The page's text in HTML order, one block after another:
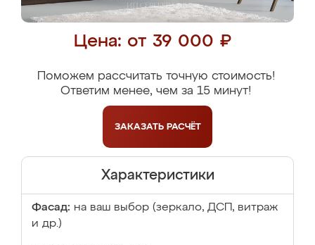
Цена: от 39 000 ₽
Поможем рассчитать точную стоимость!
Ответим менее, чем за 15 минут!
ЗАКАЗАТЬ РАСЧЁТ
Характеристики
Фасад: на ваш выбор (зеркало, ДСП, витраж
и др.)